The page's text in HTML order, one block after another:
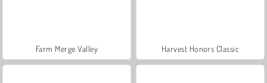
Farm Merge Valley Harvest Honors Classic